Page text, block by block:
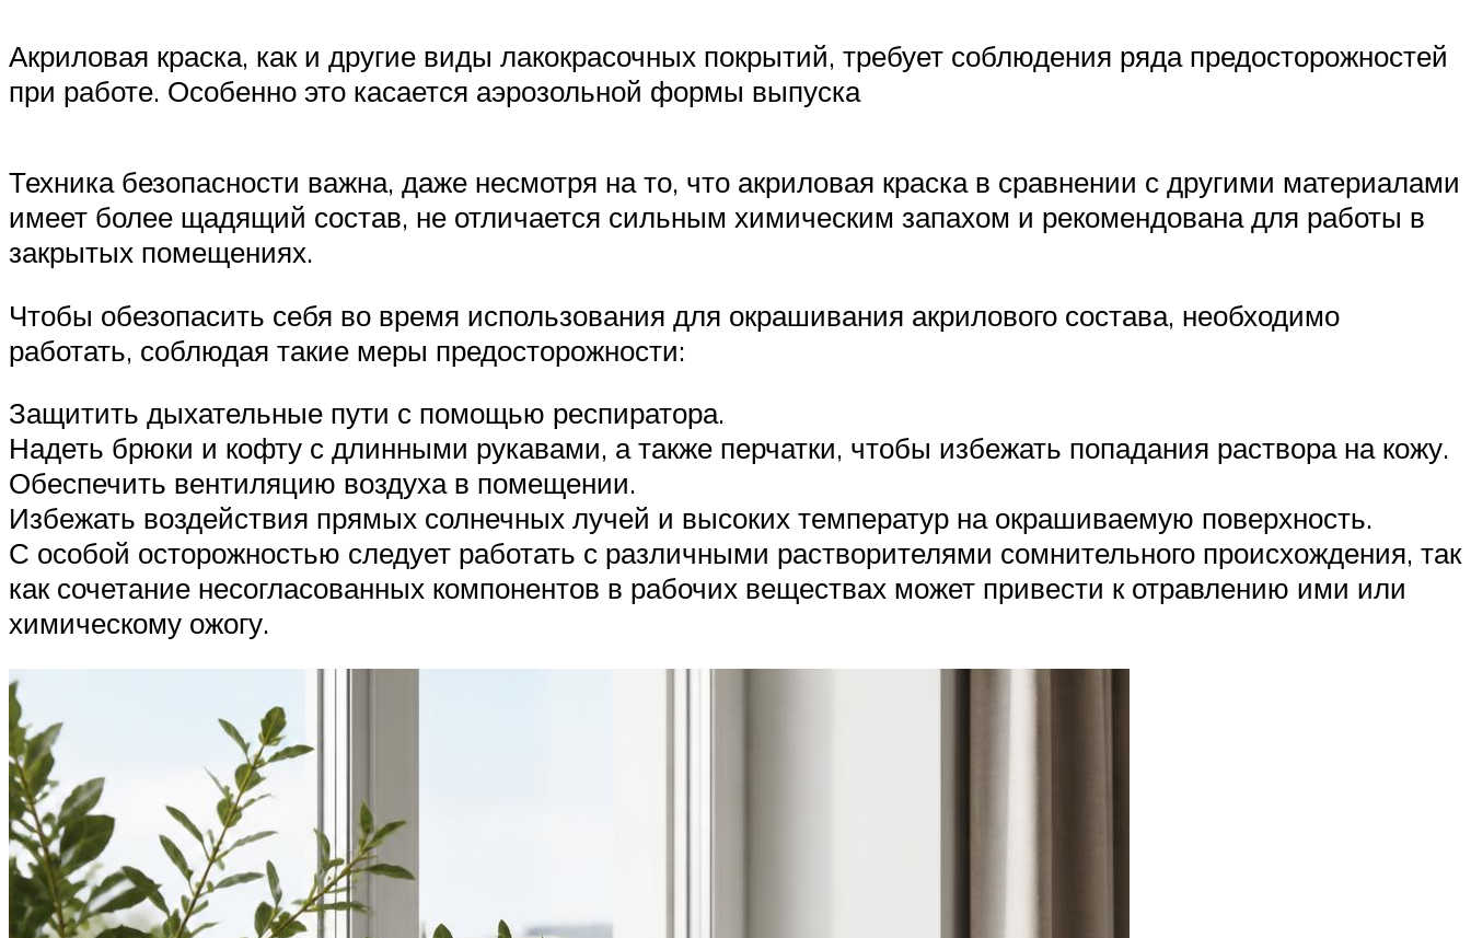
Акриловая краска, как и другие виды лакокрасочных покрытий, требует соблюдения ряда предосторожностей
при работе. Особенно это касается аэрозольной формы выпуска
Техника безопасности важна, даже несмотря на то, что акриловая краска в сравнении с другими материалами
имеет более щадящий состав, не отличается сильным химическим запахом и рекомендована для работы в
закрытых помещениях.
Чтобы обезопасить себя во время использования для окрашивания акрилового состава, необходимо
работать, соблюдая такие меры предосторожности:
Защитить дыхательные пути с помощью респиратора.
Надеть брюки и кофту с длинными рукавами, а также перчатки, чтобы избежать попадания раствора на кожу.
Обеспечить вентиляцию воздуха в помещении.
Избежать воздействия прямых солнечных лучей и высоких температур на окрашиваемую поверхность.
С особой осторожностью следует работать с различными растворителями сомнительного происхождения, так
как сочетание несогласованных компонентов в рабочих веществах может привести к отравлению ими или
химическому ожогу.